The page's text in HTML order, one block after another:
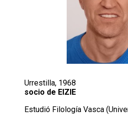
Urrestilla, 1968
socio de EIZIE
Estudió Filología Vasca